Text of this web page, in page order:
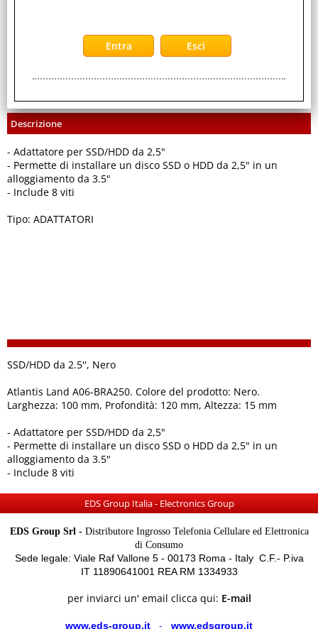
Descrizione
- Adattatore per SSD/HDD da 2,5"
- Permette di installare un disco SSD o HDD da 2,5" in un
alloggiamento da 3.5"
- Include 8 viti
Tipo: ADATTATORI
SSD/HDD da 2.5'', Nero
Atlantis Land A06-BRA250. Colore del prodotto: Nero.
Larghezza: 100 mm, Profondità: 120 mm, Altezza: 15 mm
- Adattatore per SSD/HDD da 2,5"
- Permette di installare un disco SSD o HDD da 2,5" in un
alloggiamento da 3.5"
- Include 8 viti
EDS Group Italia - Electronics Group
EDS Group Srl -Distributore Ingrosso Telefonia Cellulare ed Elettronica
di Consumo
Sede legale: Viale Raf Vallone 5 - 00173 Roma - Italy C.F.- P.iva
IT 11890641001 REA RM 1334933
per inviarci un' email clicca qui: E-mail
www.eds-group.it - www.edsgroup.it